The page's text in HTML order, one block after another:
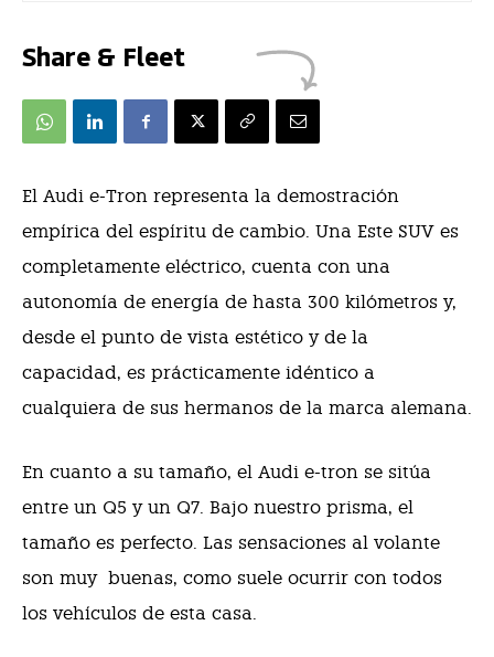
Share & Fleet
El Audi e-Tron representa la demostración
empírica del espíritu de cambio. Una Este SUV es
completamente eléctrico, cuenta con una
autonomía de energía de hasta 300 kilómetros y,
desde el punto de vista estético y de la
capacidad, es prácticamente idéntico a
cualquiera de sus hermanos de la marca alemana.
En cuanto a su tamaño, el Audi e-tron se sitúa
entre un Q5 y un Q7. Bajo nuestro prisma, el
tamaño es perfecto. Las sensaciones al volante
son muy buenas, como suele ocurrir con todos
los vehículos de esta casa.